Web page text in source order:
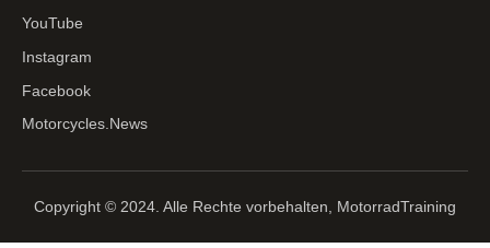
YouTube
Instagram
Facebook
Motorcycles.News
Copyright © 2024. Alle Rechte vorbehalten, MotorradTraining